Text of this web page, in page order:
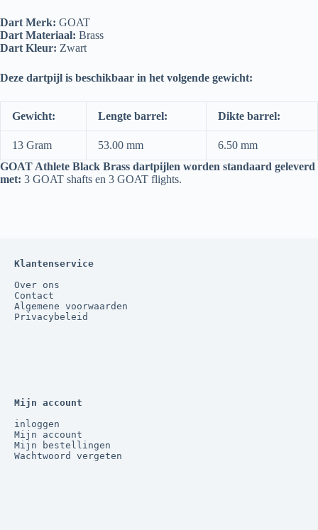
Dart Merk: GOAT
Dart Materiaal: Brass
Dart Kleur: Zwart
Deze dartpijl is beschikbaar in het volgende gewicht:
Gewicht: Lengte barrel: Dikte barrel:
13 Gram 53.00 mm
6.50 mm
GOAT Athlete Black Brass dartpijlen worden standaard geleverd
met: 3 GOAT shafts en 3 GOAT flights.
Klantenservice
Over ons
Contact
Algemene voorwaarden
Privacybeleid
Mijn account
inloggen
Mijn account
Mijn bestellingen
Wachtwoord vergeten